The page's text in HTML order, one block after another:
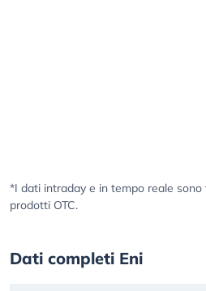
*I dati intraday e in tempo reale
prodotti OTC.
Dati completi Eni